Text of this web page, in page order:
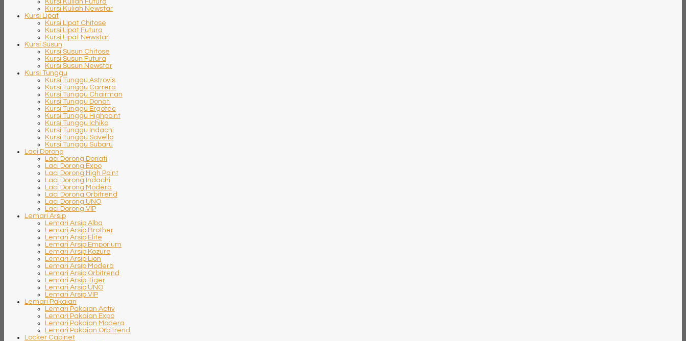
Kursi Kuliah Futura
Kursi Kuliah Newstar
Kursi Lipat
Kursi Lipat Chitose
Kursi Lipat Futura
Kursi Lipat Newstar
Kursi Susun
Kursi Susun Chitose
Kursi Susun Futura
Kursi Susun Newstar
Kursi Tunggu
Kursi Tunggu Astrovis
Kursi Tunggu Carrera
Kursi Tunggu Chairman
Kursi Tunggu Donati
Kursi Tunggu Ergotec
Kursi Tunggu Highpoint
Kursi Tunggu Ichiko
Kursi Tunggu Indachi
Kursi Tunggu Savello
Kursi Tunggu Subaru
Laci Dorong
Laci Dorong Donati
Laci Dorong Expo
Laci Dorong High Point
Laci Dorong Indachi
Laci Dorong Modera
Laci Dorong Orbitrend
Laci Dorong UNO
Laci Dorong VIP
Lemari Arsip
Lemari Arsip Alba
Lemari Arsip Brother
Lemari Arsip Elite
Lemari Arsip Emporium
Lemari Arsip Kozure
Lemari Arsip Lion
Lemari Arsip Modera
Lemari Arsip Orbitrend
Lemari Arsip Tiger
Lemari Arsip UNO
Lemari Arsip VIP
Lemari Pakaian
Lemari Pakaian Activ
Lemari Pakaian Expo
Lemari Pakaian Modera
Lemari Pakaian Orbitrend
Locker Cabinet